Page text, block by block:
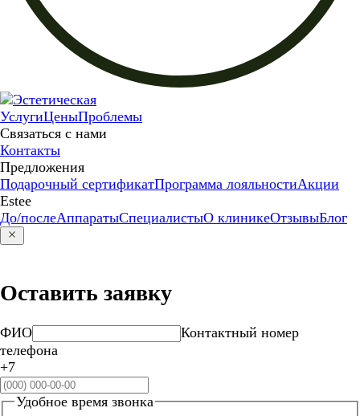
УслугиЦеныПроблемы
Связаться с нами
Контакты
Предложения
Подарочный сертификатПрограмма лояльностиАкции
Estee
До/послеАппаратыСпециалистыО клиникеОтзывыБлог
Оставить заявку
ФИО
Контактный номер
телефона
+7
Удобное время звонка